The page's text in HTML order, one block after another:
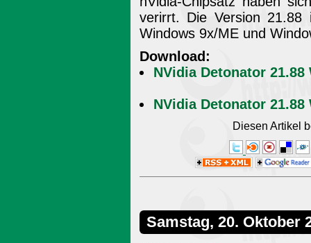
verirrt. Die Version
Windows 9x/ME und
Download:
NVidia Detonator 21.88
NVidia Detonator 21.88
Diesen Artikel
Samstag, 20. Oktober